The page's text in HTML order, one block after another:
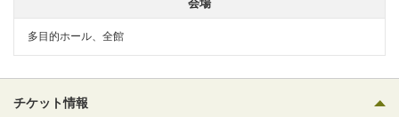
会場
多目的ホール、全館
チケット情報